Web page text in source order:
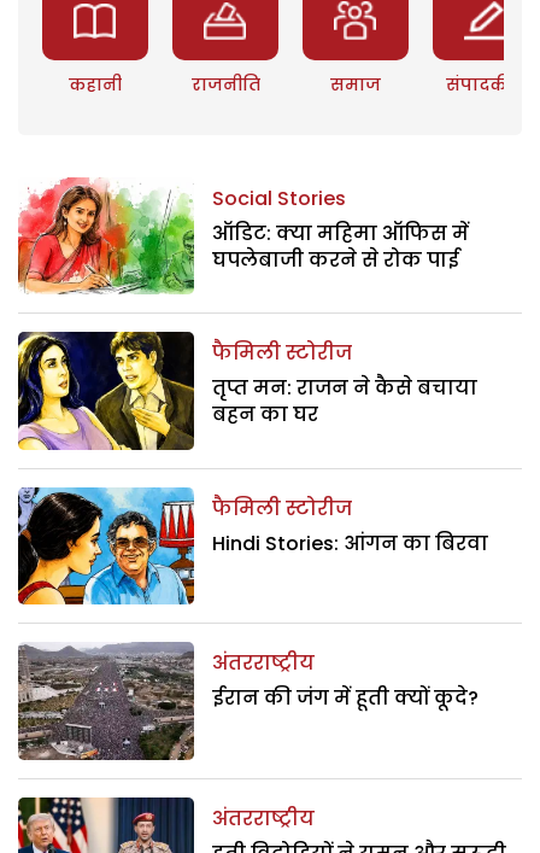
कहानी राजनीति समाज संपादकीय
Social Stories
ऑडिट: क्या महिमा ऑफिस में
घपलेबाजी करने से रोक पाई
फैमिली स्टोरीज
तृप्त मन: राजन ने कैसे बचाया
बहन का घर
फैमिली स्टोरीज
Hindi Stories: आंगन का बिरवा
अंतरराष्ट्रीय
ईरान की जंग में हूती क्यों कूदे?
अंतरराष्ट्रीय